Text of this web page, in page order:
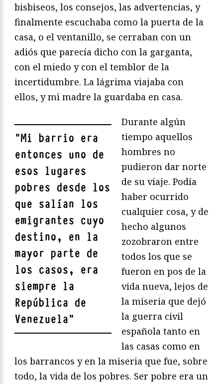
bisbiseos, los consejos, las advertencias, y
finalmente escuchaba como la puerta de la
casa, o el ventanillo, se cerraban con un
adiós que parecía dicho con la garganta,
con el miedo y con el temblor de la
incertidumbre. La lágrima viajaba con
ellos, y mi madre la guardaba en casa.
"Mi barrio era
entonces uno de
esos lugares
pobres desde los
que salían los
emigrantes cuyo
destino, en la
mayor parte de
los casos, era
siempre la
República de
Venezuela"
Durante algún
tiempo aquellos
hombres no
pudieron dar norte
de su viaje. Podía
haber ocurrido
cualquier cosa, y de
hecho algunos
zozobraron entre
todos los que se
fueron en pos de la
vida nueva, lejos de
la miseria que dejó
la guerra civil
española tanto en
las casas como en
los barrancos y en la miseria que fue, sobre
todo, la vida de los pobres. Ser pobre era un